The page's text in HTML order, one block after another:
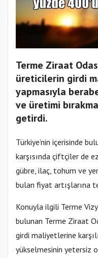
Terme Ziraat
üreticilerin girdi
yapmasıyla
ve üretimi
getirdi.
Türkiye’nin içerisinde
karşısında çiftçiler de
gübre, ilaç, tohum ve
bulan fiyat artışlarına
Konuyla ilgili Terme
bulunan Terme Ziraat
girdi maliyetlerine
yükselmesinin yetersiz